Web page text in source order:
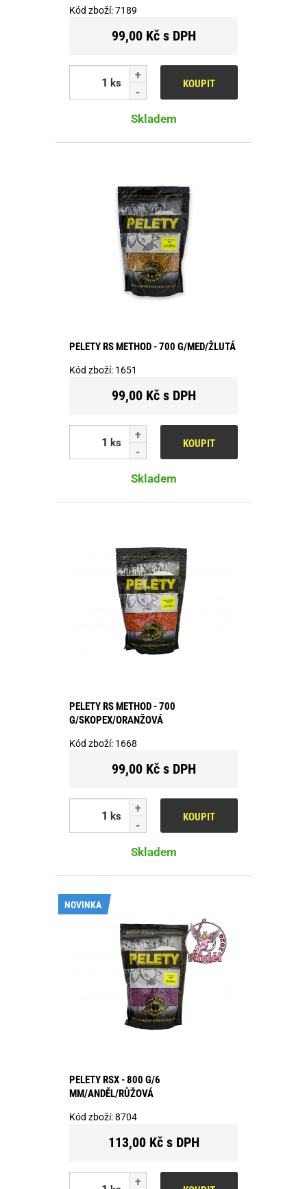
Kód zboží:7189
99,00 Kč s DPH
ks KOUPIT
Skladem
PELETY RS METHOD - 700 G/MED/ŽLUTÁ
Kód zboží: 1651
99,00 Kč s DPH
ks KOUPIT
Skladem
PELETY RS METHOD - 700
G/SKOPEX/ORANŽOVÁ
Kód zboží: 1668
99,00 Kč s DPH
ks KOUPIT
Skladem
PELETY RSX - 800 G/6
MM/ANDĚL/RŮŽOVÁ
Kód zboží:8704
113,00 Kč s DPH
NOVINKA